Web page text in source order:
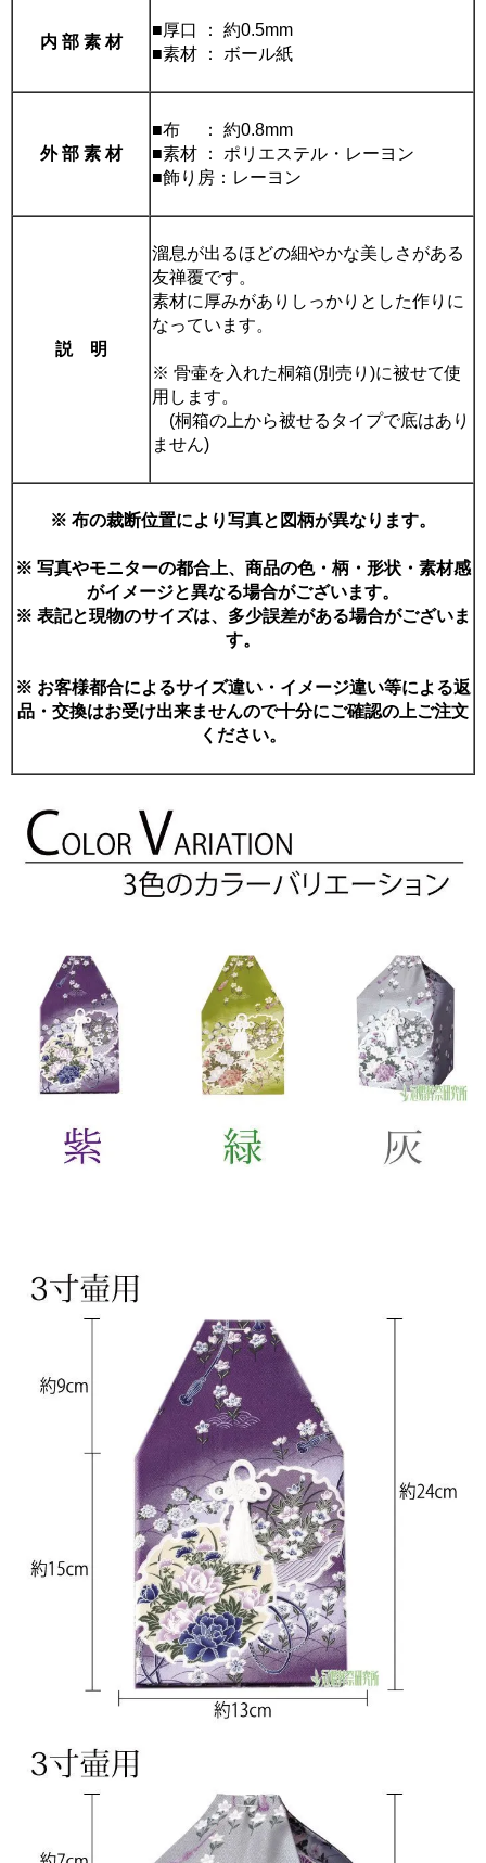
内 部 素 材
■厚口 ： 約0.5mm
■素材 ： ボール紙
外 部 素 材
■布 ： 約0.8mm
■素材 ： ポリエステル・レーヨン
■飾り房：レーヨン
説 明
溜息が出るほどの細やかな美しさがある
友禅覆です。
素材に厚みがありしっかりとした作りに
なっています。
※ 骨壷を入れた桐箱(別売り)に被せて使
用します。
(桐箱の上から被せるタイプで底はあり
ません)
※ 布の裁断位置により写真と図柄が異なります。
※ 写真やモニターの都合上、商品の色・柄・形状・素材感
がイメージと異なる場合がございます。
※ 表記と現物のサイズは、多少誤差がある場合がございま
す。
※ お客様都合によるサイズ違い・イメージ違い等による返
品・交換はお受け出来ませんので十分にご確認の上ご注文
ください。